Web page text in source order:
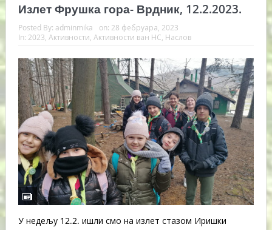
Излет Фрушка гора- Врдник, 12.2.2023.
Posted By: adminmika on: 28 фебруара, 2023
In: 2023 Активности Активности ван НС Наслов
У недељу 12.2. ишли смо на излет стазом Иришки